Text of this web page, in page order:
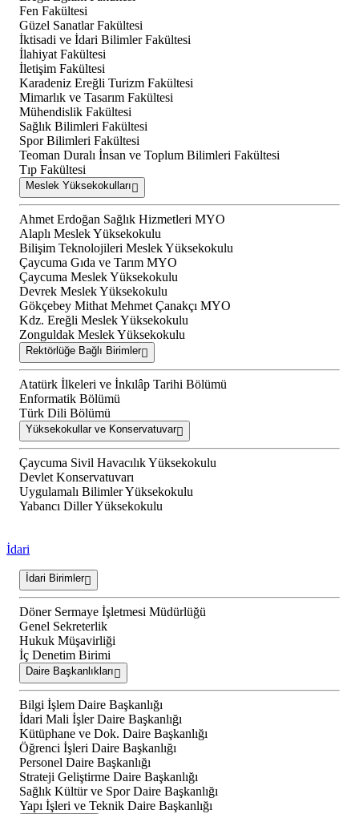
Fen Fakültesi
Güzel Sanatlar Fakültesi
İktisadi ve İdari Bilimler Fakültesi
İlahiyat Fakültesi
İletişim Fakültesi
Karadeniz Ereğli Turizm Fakültesi
Mimarlık ve Tasarım Fakültesi
Mühendislik Fakültesi
Sağlık Bilimleri Fakültesi
Spor Bilimleri Fakültesi
Teoman Duralı İnsan ve Toplum Bilimleri Fakültesi
Tıp Fakültesi
Meslek Yüksekokulları
Ahmet Erdoğan Sağlık Hizmetleri MYO
Alaplı Meslek Yüksekokulu
Bilişim Teknolojileri Meslek Yüksekokulu
Çaycuma Gıda ve Tarım MYO
Çaycuma Meslek Yüksekokulu
Devrek Meslek Yüksekokulu
Gökçebey Mithat Mehmet Çanakçı MYO
Kdz. Ereğli Meslek Yüksekokulu
Zonguldak Meslek Yüksekokulu
Rektörlüğe Bağlı Birimler
Atatürk İlkeleri ve İnkılâp Tarihi Bölümü
Enformatik Bölümü
Türk Dili Bölümü
Yüksekokullar ve Konservatuvar
Çaycuma Sivil Havacılık Yüksekokulu
Devlet Konservatuvarı
Uygulamalı Bilimler Yüksekokulu
Yabancı Diller Yüksekokulu
İdari
İdari Birimler
Döner Sermaye İşletmesi Müdürlüğü
Genel Sekreterlik
Hukuk Müşavirliği
İç Denetim Birimi
Daire Başkanlıkları
Bilgi İşlem Daire Başkanlığı
İdari Mali İşler Daire Başkanlığı
Kütüphane ve Dok. Daire Başkanlığı
Öğrenci İşleri Daire Başkanlığı
Personel Daire Başkanlığı
Strateji Geliştirme Daire Başkanlığı
Sağlık Kültür ve Spor Daire Başkanlığı
Yapı İşleri ve Teknik Daire Başkanlığı